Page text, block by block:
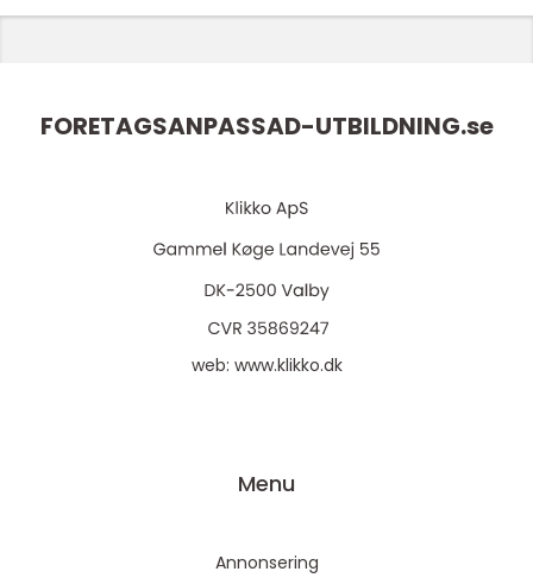
FORETAGSANPASSAD-UTBILDNING.se
web: www.klikko.dk
Menu
Annonsering